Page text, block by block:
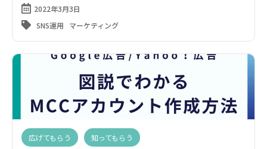
2022年3月3日
SNS運用
マーケティング
広げてもらう 知ってもらう